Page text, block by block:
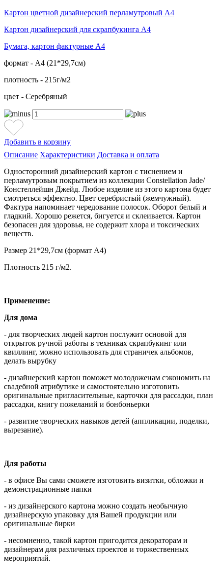
Картон цветной дизайнерский перламутровый А4
Картон дизайнерский для скрапбукинга А4
Бумага, картон фактурные А4
формат - А4 (21*29,7см)
плотность - 215г/м2
цвет - Серебряный
Добавить в корзину
Описание Характеристики Доставка и оплата
Односторонний дизайнерский картон с тиснением и
перламутровым покрытием из коллекции Constellation Jade/
Констеллейшн Джейд. Любое изделие из этого картона будет
смотреться эффектно. Цвет серебристый (жемчужный).
Фактура напоминает чередование полосок. Оборот белый и
гладкий. Хорошо режется, бигуется и склеивается. Картон
безопасен для здоровья, не содержит хлора и токсических
веществ.
Размер 21*29,7см (формат А4)
Плотность 215 г/м2.
Применение:
Для дома
- для творческих людей картон послужит основой для
открыток ручной работы в техниках скрапбукинг или
квиллинг, можно использовать для страничек альбомов,
делать вырубку
- дизайнерский картон поможет молодоженам сэкономить на
свадебной атрибутике и самостоятельно изготовить
оригинальные пригласительные, карточки для рассадки, план
рассадки, книгу пожеланий и бонбоньерки
- развитие творческих навыков детей (аппликации, поделки,
вырезание).
Для работы
- в офисе Вы сами сможете изготовить визитки, обложки и
демонстрационные папки
- из дизайнерского картона можно создать необычную
дизайнерскую упаковку для Вашей продукции или
оригинальные бирки
- несомненно, такой картон пригодится декораторам и
дизайнерам для различных проектов и торжественных
мероприятий.